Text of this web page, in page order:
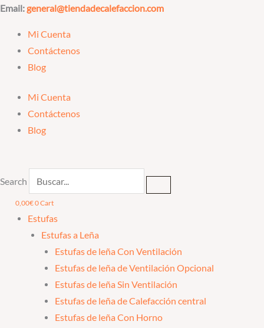
Ir
contenido
Email:general@tiendadecalefaccion.com
Mi Cuenta
Contáctenos
Blog
Mi Cuenta
Contáctenos
Blog
Search
0,00€0Cart
Estufas
Estufas a Leña
Estufas de leña Con Ventilación
Estufas de leña de Ventilación Opcional
Estufas de leña Sin Ventilación
Estufas de leña de Calefacción central
Estufas de leña Con Horno